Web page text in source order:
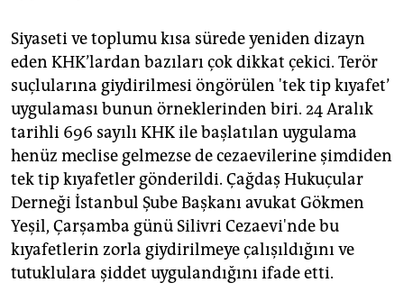
Siyaseti ve toplumu kısa sürede yeniden dizayn
eden KHK’lardan bazıları çok dikkat çekici. Terör
suçlularına giydirilmesi öngörülen 'tek tip kıyafet’
uygulaması bunun örneklerinden biri. 24 Aralık
tarihli 696 sayılı KHK ile başlatılan uygulama
henüz meclise gelmezse de cezaevilerine şimdiden
tek tip kıyafetler gönderildi. Çağdaş Hukuçular
Derneği İstanbul Şube Başkanı avukat Gökmen
Yeşil, Çarşamba günü Silivri Cezaevi'nde bu
kıyafetlerin zorla giydirilmeye çalışıldığını ve
tutuklulara şiddet uygulandığını ifade etti.